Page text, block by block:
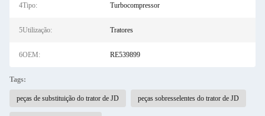
4Tipo: Turbocompressor
5Utilização: Tratores
6OEM: RE539899
Tags:
peças de substituição do trator de JD peças sobresselentes do trator de JD